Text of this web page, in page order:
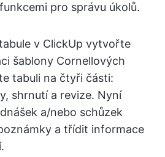
pro správu úkolů.
v ClickUp vytvořte
šablony Cornellových
tabuli na čtyři části:
shrnutí a revize. Nyní
a/nebo schůzek
a třídit informace